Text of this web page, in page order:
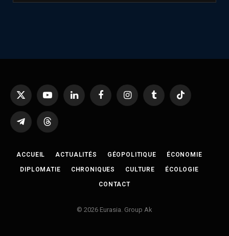
X
YouTubeLinkedIn FacebookInstagramTumblr TikTok
TelegramThreads
ACCUEIL ACTUALITÉS GÉOPOLITIQUE ÉCONOMIE
DIPLOMATIE CHRONIQUES CULTURE ÉCOLOGIE
CONTACT
© 2026 Eurasia. Group Ak